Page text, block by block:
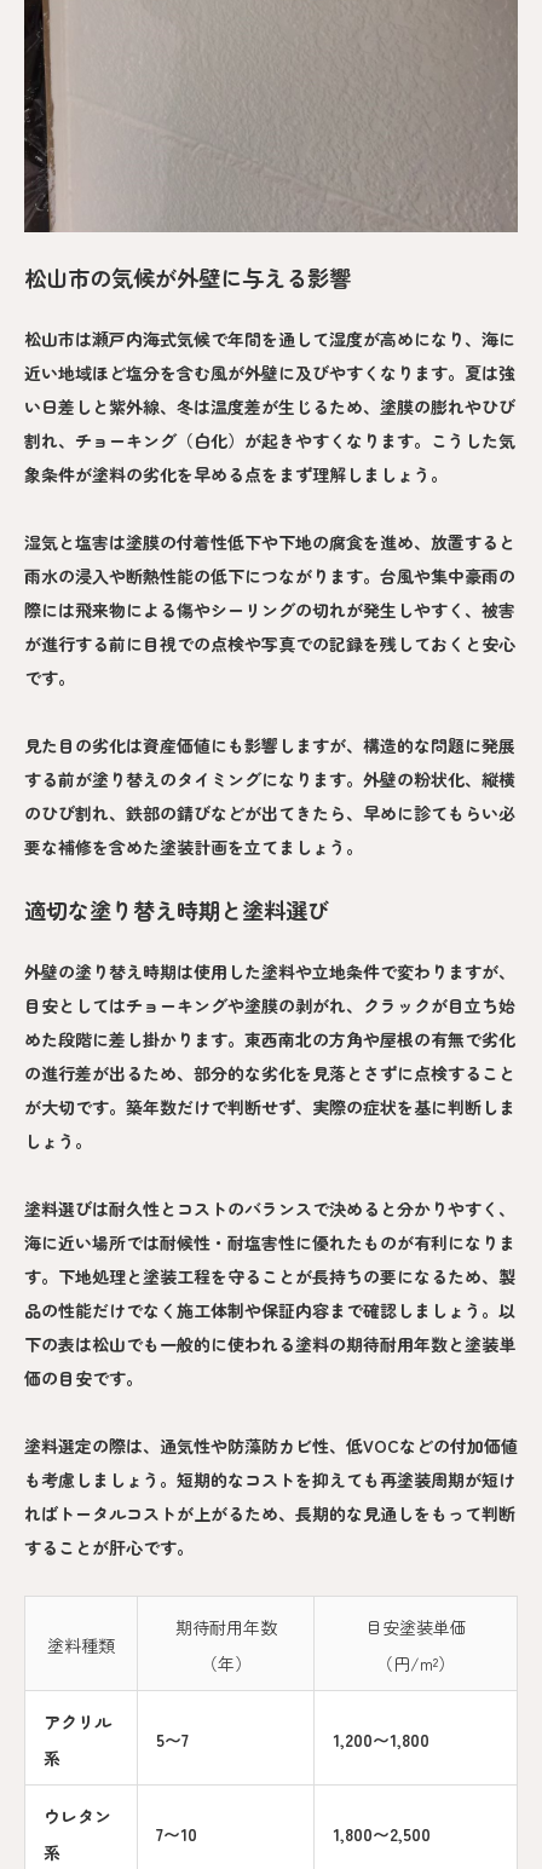
松山市の気候が外壁に与える影響
松山市は瀬戸内海式気候で年間を通して湿度が高めになり、海に
近い地域ほど塩分を含む風が外壁に及びやすくなります。夏は強
い日差しと紫外線、冬は温度差が生じるため、塗膜の膨れやひび
割れ、チョーキング（白化）が起きやすくなります。こうした気
象条件が塗料の劣化を早める点をまず理解しましょう。
湿気と塩害は塗膜の付着性低下や下地の腐食を進め、放置すると
雨水の浸入や断熱性能の低下につながります。台風や集中豪雨の
際には飛来物による傷やシーリングの切れが発生しやすく、被害
が進行する前に目視での点検や写真での記録を残しておくと安心
です。
見た目の劣化は資産価値にも影響しますが、構造的な問題に発展
する前が塗り替えのタイミングになります。外壁の粉状化、縦横
のひび割れ、鉄部の錆びなどが出てきたら、早めに診てもらい必
要な補修を含めた塗装計画を立てましょう。
適切な塗り替え時期と塗料選び
外壁の塗り替え時期は使用した塗料や立地条件で変わりますが、
目安としてはチョーキングや塗膜の剥がれ、クラックが目立ち始
めた段階に差し掛かります。東西南北の方角や屋根の有無で劣化
の進行差が出るため、部分的な劣化を見落とさずに点検すること
が大切です。築年数だけで判断せず、実際の症状を基に判断しま
しょう。
塗料選びは耐久性とコストのバランスで決めると分かりやすく、
海に近い場所では耐候性・耐塩害性に優れたものが有利になりま
す。下地処理と塗装工程を守ることが長持ちの要になるため、製
品の性能だけでなく施工体制や保証内容まで確認しましょう。以
下の表は松山でも一般的に使われる塗料の期待耐用年数と塗装単
価の目安です。
塗料選定の際は、通気性や防藻防カビ性、低VOCなどの付加価値
も考慮しましょう。短期的なコストを抑えても再塗装周期が短け
ればトータルコストが上がるため、長期的な見通しをもって判断
することが肝心です。
塗料種類
期待耐用年数
（年）
目安塗装単価
（円/m²）
アクリル
系
5〜7 1,200〜1,800
ウレタン
系
7〜10 1,800〜2,500